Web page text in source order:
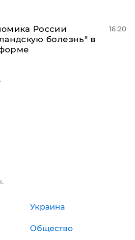
России
болезнь" в
16:20
Украина
Общество